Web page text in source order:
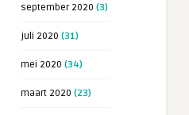
september 2020 (3)
juli 2020 (31)
mei 2020 (34)
maart 2020 (23)